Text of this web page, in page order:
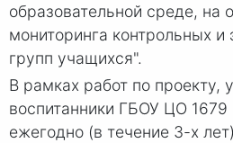
образовательной среде, на
мониторинга контрольных
групп учащихся".
В рамках работ по проекту,
воспитанники ГБОУ ЦО
ежегодно (в течение 3-х